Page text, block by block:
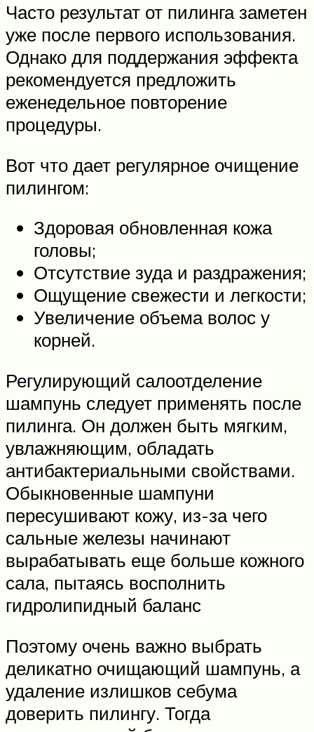
Часто результат от пилинга заметен
уже после первого использования.
Однако для поддержания эффекта
рекомендуется предложить
еженедельное повторение
процедуры.
Вот что дает регулярное очищение
пилингом:
Здоровая обновленная кожа
головы;
Отсутствие зуда и раздражения;
Ощущение свежести и легкости;
Увеличение объема волос у
корней.
Регулирующий салоотделение
шампунь следует применять после
пилинга. Он должен быть мягким,
увлажняющим, обладать
антибактериальными свойствами.
Обыкновенные шампуни
пересушивают кожу, из-за чего
сальные железы начинают
вырабатывать еще больше кожного
сала, пытаясь восполнить
гидролипидный баланс
Поэтому очень важно выбрать
деликатно очищающий шампунь, а
удаление излишков себума
доверить пилингу. Тогда